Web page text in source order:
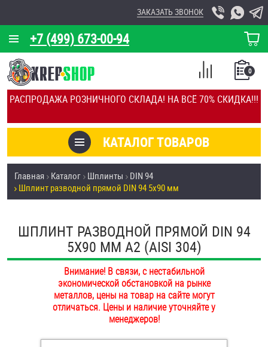
РАСПРОДАЖА РОЗНИЧНОГО СКЛАДА! НА ВСЁ 70% СКИДКА!!!
+7 (499) 673-00-94
ЗАКАЗАТЬ ЗВОНОК
КОРЗИНА
О КОМПАНИИ
КАЛЬКУЛЯТОР
ОТЗЫВЫ
УСЛУГИ
СКИДКИ
ОПТ
ПОКУПАТЕЛЯМ
ОПЛАТА И ДОСТАВКА
НАШИ МАГАЗИНЫ
КАТАЛОГ ТОВАРОВ
0
СПИСОК
СРАВНЕНИЕ
Товары со скидкой
Анкеры
Антивандальный крепёж, инструмент
Болты и винты
Втулки
Главная Каталог Шплинты
DIN 94
Шплинт разводной прямой DIN 94 5х90 мм
ШПЛИНТ РАЗВОДНОЙ ПРЯМОЙ DIN 94
5Х90 ММ А2 (AISI 304)
Внимание! В связи, с нестабильной
экономической обстановкой на рынке
металлов, цены на товар на сайте могут
отличаться. Цены и наличие уточняйте у
менеджеров!